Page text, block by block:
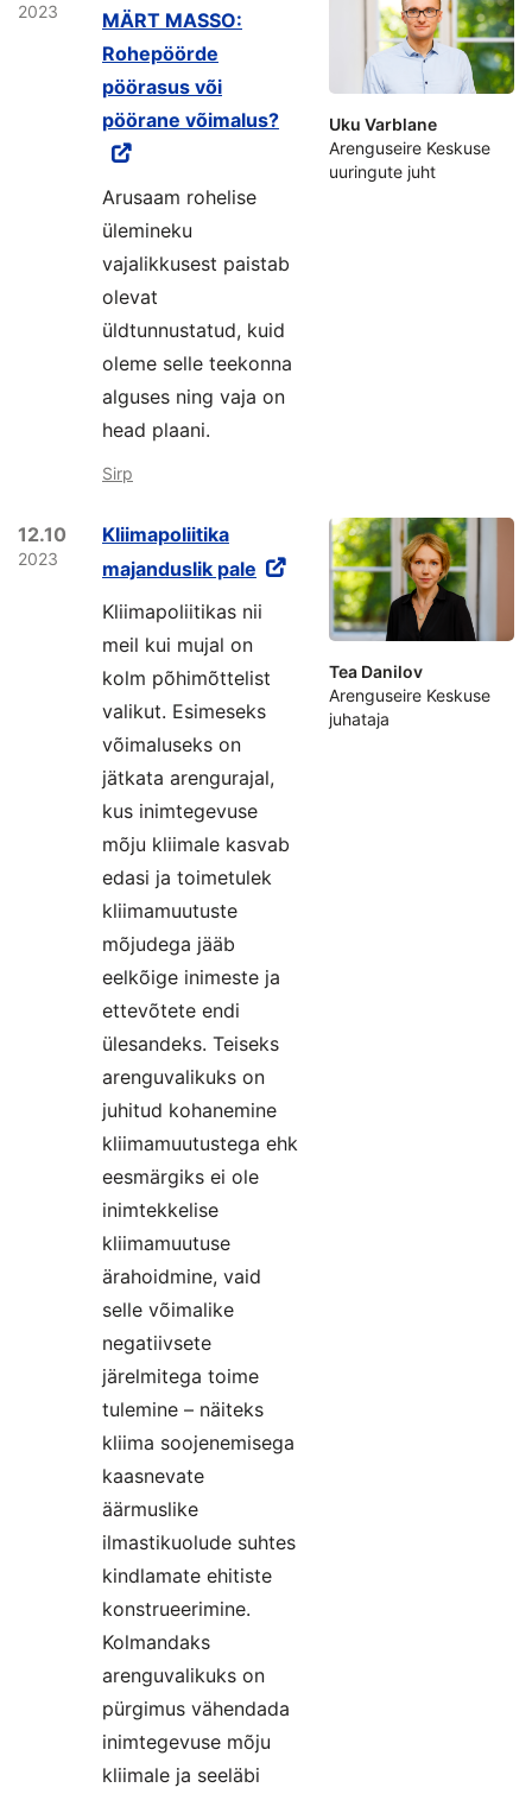
2023
MÄRT MASSO:
Rohepöörde
pöörasus või
pöörane võimalus?
Arusaam rohelise
ülemineku
vajalikkusest paistab
olevat
üldtunnustatud, kuid
oleme selle teekonna
alguses ning vaja on
head plaani.
Sirp
Uku Varblane
Arenguseire Keskuse
uuringute juht
12.10
2023
Kliimapoliitika
majanduslik pale
Kliimapoliitikas nii
meil kui mujal on
kolm põhimõttelist
valikut. Esimeseks
võimaluseks on
jätkata arengurajal,
kus inimtegevuse
mõju kliimale kasvab
edasi ja toimetulek
kliimamuutuste
mõjudega jääb
eelkõige inimeste ja
ettevõtete endi
ülesandeks. Teiseks
arenguvalikuks on
juhitud kohanemine
kliimamuutustega ehk
eesmärgiks ei ole
inimtekkelise
kliimamuutuse
ärahoidmine, vaid
selle võimalike
negatiivsete
järelmitega toime
tulemine – näiteks
kliima soojenemisega
kaasnevate
äärmuslike
ilmastikuolude suhtes
kindlamate ehitiste
konstrueerimine.
Kolmandaks
arenguvalikuks on
pürgimus vähendada
inimtegevuse mõju
kliimale ja seeläbi
Tea Danilov
Arenguseire Keskuse
juhataja